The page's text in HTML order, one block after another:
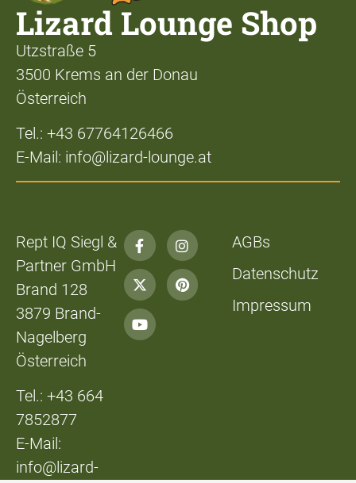
Lizard Lounge Shop
Utzstraße 5
3500 Krems an der Donau
Österreich
Tel.: +43 67764126466
E-Mail: info@lizard-lounge.at
Rept IQ Siegl &
Partner GmbH
Brand 128
3879 Brand-
Nagelberg
Österreich
Tel.: +43 664
7852877
E-Mail:
info@lizard-
AGBs
Datenschutz
Impressum